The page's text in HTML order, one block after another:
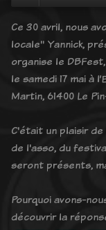
Ce 30 avril, nous
locale" Yannick,
organise le
le samedi 17 mai à
Martin, 61400 Le
C'était un plaisir
de l'asso, du
seront présents,
Pourquoi avons-
découvrir la